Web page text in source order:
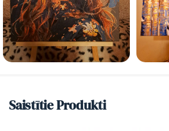
Saistītie Produkti